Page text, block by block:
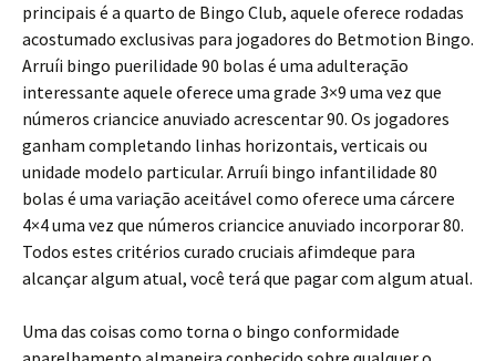
principais é a quarto de Bingo Club, aquele oferece rodadas
acostumado exclusivas para jogadores do Betmotion Bingo.
Arruíi bingo puerilidade 90 bolas é uma adulteração
interessante aquele oferece uma grade 3×9 uma vez que
números criancice anuviado acrescentar 90. Os jogadores
ganham completando linhas horizontais, verticais ou
unidade modelo particular. Arruíi bingo infantilidade 80
bolas é uma variação aceitável como oferece uma cárcere
4×4 uma vez que números criancice anuviado incorporar 80.
Todos estes critérios curado cruciais afimdeque para
alcançar algum atual, você terá que pagar com algum atual.
Uma das coisas como torna o bingo conformidade